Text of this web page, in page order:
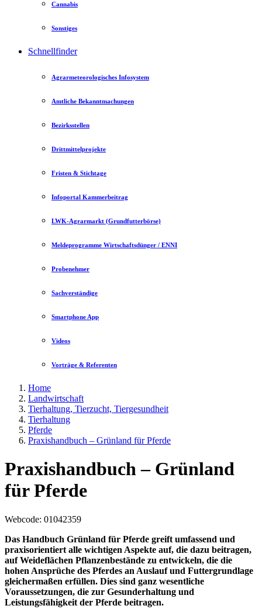
Cannabis
Sonstiges
Schnellfinder
Agrarmeteorologisches Infosystem
Amtliche Bekanntmachungen
Bezirksstellen
Drittmittelprojekte
Fristen & Stichtage
Infoportal Kammerbeitrag
LWK-Agrarmarkt (Grundfutterbörse)
Meldeprogramme Wirtschaftsdünger / ENNI
Probenehmer
Sachverständige
Smartphone App
Videos
Vorträge & Referenten
Home
Landwirtschaft
Tierhaltung, Tierzucht, Tiergesundheit
Tierhaltung
Pferde
Praxishandbuch – Grünland für Pferde
Praxishandbuch – Grünland
für Pferde
Webcode: 01042359
Das Handbuch Grünland für Pferde greift umfassend und
praxisorientiert alle wichtigen Aspekte auf, die dazu beitragen,
auf Weideflächen Pflanzenbestände zu entwickeln, die die
hohen Ansprüche des Pferdes an Auslauf und Futtergrundlage
gleichermaßen erfüllen. Dies sind ganz wesentliche
Voraussetzungen, die zur Gesunderhaltung und
Leistungsfähigkeit der Pferde beitragen.